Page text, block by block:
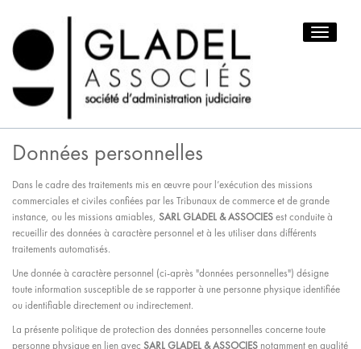
Toggle
Données personnelles
Dans le cadre des traitements mis en œuvre pour l’exécution des missions
commerciales et civiles confiées par les Tribunaux de commerce et de grande
instance, ou les missions amiables, SARL GLADEL & ASSOCIESest conduite à
recueillir des données à caractère personnel et à les utiliser dans différents
traitements automatisés.
Une donnée à caractère personnel (ci-après "données personnelles") désigne
toute information susceptible de se rapporter à une personne physique identifiée
ou identifiable directement ou indirectement.
La présente politique de protection des données personnelles concerne toute
personne physique en lien avec SARL GLADEL & ASSOCIES notamment en qualité